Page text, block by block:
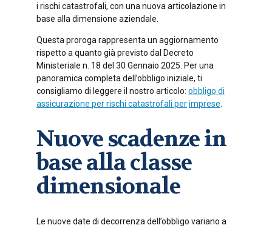
i rischi catastrofali, con una nuova articolazione in
base alla dimensione aziendale.
Questa proroga rappresenta un aggiornamento
rispetto a quanto già previsto dal Decreto
Ministeriale n. 18 del 30 Gennaio 2025. Per una
panoramica completa dell’obbligo iniziale, ti
consigliamo di leggere il nostro articolo: obbligo di
assicurazione per rischi catastrofali perimprese
Nuove scadenze in
base alla classe
dimensionale
Le nuove date di decorrenza dell’obbligo variano a